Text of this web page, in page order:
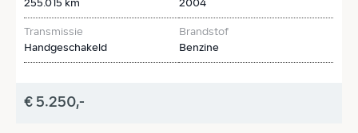
255.015 km
2004
Transmissie
Handgeschakeld
Brandstof
Benzine
€ 5.250,-